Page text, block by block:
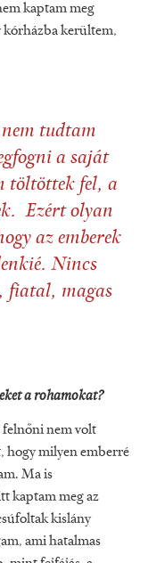
kaptam meg
kórházba kerültem,
tudtam
a saját
töltöttek fel, a
Ezért olyan
az emberek
Nincs
fiatal, magas
a rohamokat?
felnőni nem volt
hogy milyen emberré
Ma is
kaptam meg az
kislány
ami hatalmas